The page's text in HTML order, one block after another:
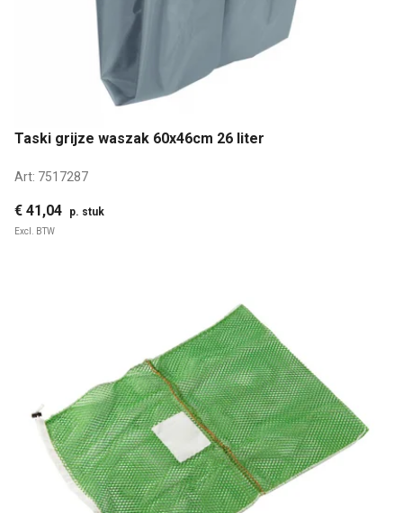
Taski grijze waszak 60x46cm 26 liter
Art: 7517287
€ 41,04 p. stuk
Excl. BTW